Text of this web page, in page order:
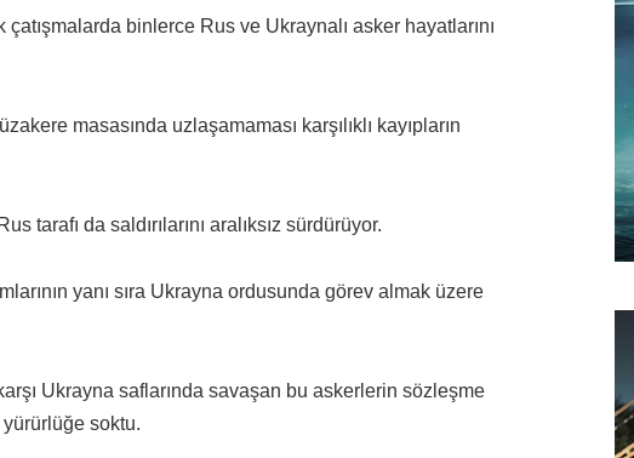
binlerce Rus ve Ukraynalı asker hayatlarını
masasında uzlaşamaması karşılıklı kayıpların
tarafı da saldırılarını aralıksız sürdürüyor.
yanı sıra Ukrayna ordusunda görev almak üzere
Ukrayna saflarında savaşan bu askerlerin sözleşme
soktu.